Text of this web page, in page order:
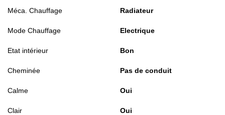
Méca. Chauffage Radiateur
Mode Chauffage Electrique
Etat intérieur Bon
Cheminée Pas de conduit
Calme Oui
Clair Oui